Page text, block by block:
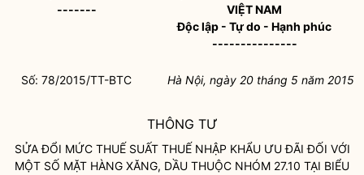
-------
VIỆT NAM
Độc lập - Tự do - Hạnh phúc
---------------
Số: 78/2015/TT-BTC Hà Nội, ngày 20 tháng 5 năm 2015
THÔNG TƯ
SỬA ĐỔI MỨC THUẾ SUẤT THUẾ NHẬP KHẨU ƯU ĐÃI ĐỐI VỚI
MỘT SỐ MẶT HÀNG XĂNG, DẦU THUỘC NHÓM 27.10 TẠI BIỂU